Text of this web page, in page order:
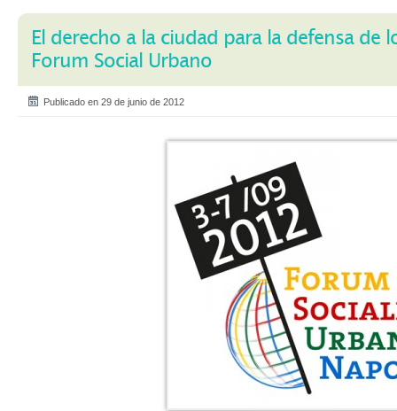
El derecho a la ciudad para la defensa de
Forum Social Urbano
Publicado en 29 de junio de 2012